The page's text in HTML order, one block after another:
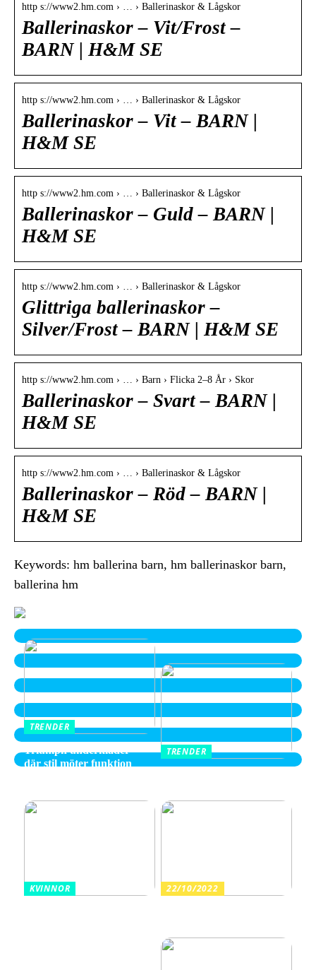
http s://www2.hm.com › … › Ballerinaskor & Lågskor
Ballerinaskor – Vit/Frost –
BARN | H&M SE
http s://www2.hm.com › … › Ballerinaskor & Lågskor
Ballerinaskor – Vit – BARN |
H&M SE
http s://www2.hm.com › … › Ballerinaskor & Lågskor
Ballerinaskor – Guld – BARN |
H&M SE
http s://www2.hm.com › … › Ballerinaskor & Lågskor
Glittriga ballerinaskor –
Silver/Frost – BARN | H&M SE
http s://www2.hm.com › … › Barn › Flicka 2–8 År › Skor
Ballerinaskor – Svart – BARN |
H&M SE
http s://www2.hm.com › … › Ballerinaskor & Lågskor
Ballerinaskor – Röd – BARN |
H&M SE
Keywords: hm ballerina barn, hm ballerinaskor barn,
ballerina hm
TRENDER
Triumph underkläder –
där stil möter funktion
TRENDER
KVINNOR
22/10/2022